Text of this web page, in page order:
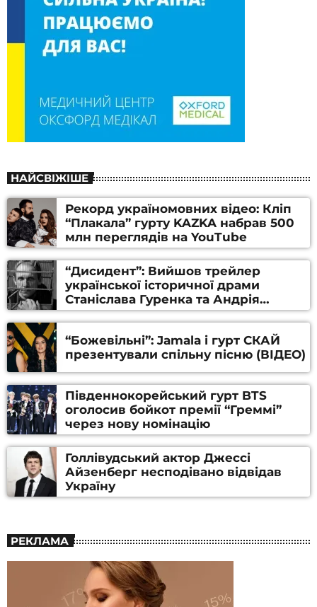
НАЙСВІЖІШЕ
Рекорд україномовних відео: Кліп
“Плакала” гурту KAZKA набрав 500
млн переглядів на YouTube
“Дисидент”: Вийшов трейлер
української історичної драми
Станіслава Гуренка та Андрія
Алфьорова (ВІДЕО)
“Божевільні”: Jamala і гурт СКАЙ
презентували спільну пісню (ВІДЕО)
Південнокорейський гурт BTS
оголосив бойкот премії “Греммі”
через нову номінацію
Голлівудський актор Джессі
Айзенберг несподівано відвідав
Україну
РЕКЛАМА